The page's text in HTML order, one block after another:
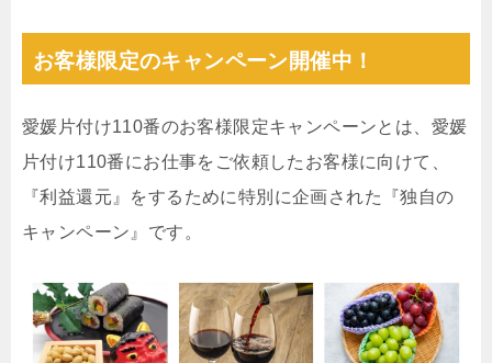
お客様限定のキャンペーン開催中！
愛媛片付け110番のお客様限定キャンペーンとは、愛媛
片付け110番にお仕事をご依頼したお客様に向けて、
『利益還元』をするために特別に企画された『独自の
キャンペーン』です。